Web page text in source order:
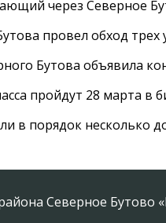
через Северное
провел обход трех
Бутова объявила
пройдут 28 марта в
в порядок несколько
Северное Бутово